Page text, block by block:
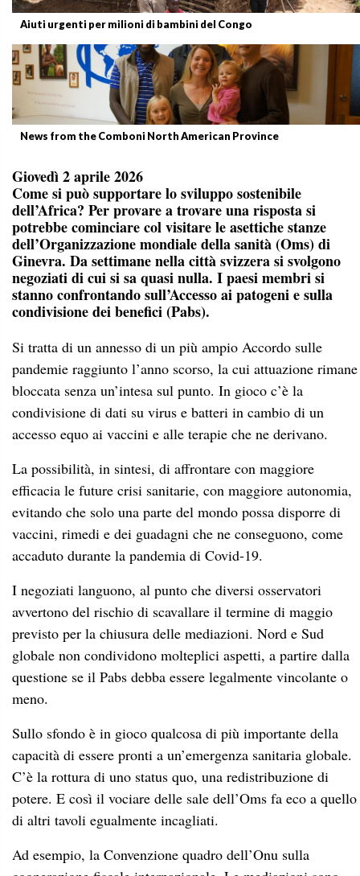
Aiuti urgenti per milioni di bambini del Congo
News from the Comboni North American Province
Giovedì 2 aprile 2026
Come si può supportare lo sviluppo sostenibile
dell’Africa? Per provare a trovare una risposta si
potrebbe cominciare col visitare le asettiche stanze
dell’Organizzazione mondiale della sanità (Oms) di
Ginevra. Da settimane nella città svizzera si svolgono
negoziati di cui si sa quasi nulla. I paesi membri si
stanno confrontando sull’Accesso ai patogeni e sulla
condivisione dei benefici (Pabs).
Si tratta di un annesso di un più ampio Accordo sulle
pandemie raggiunto l’anno scorso, la cui attuazione rimane
bloccata senza un’intesa sul punto. In gioco c’è la
condivisione di dati su virus e batteri in cambio di un
accesso equo ai vaccini e alle terapie che ne derivano.
La possibilità, in sintesi, di affrontare con maggiore
efficacia le future crisi sanitarie, con maggiore autonomia,
evitando che solo una parte del mondo possa disporre di
vaccini, rimedi e dei guadagni che ne conseguono, come
accaduto durante la pandemia di Covid-19.
I negoziati languono, al punto che diversi osservatori
avvertono del rischio di scavallare il termine di maggio
previsto per la chiusura delle mediazioni. Nord e Sud
globale non condividono molteplici aspetti, a partire dalla
questione se il Pabs debba essere legalmente vincolante o
meno.
Sullo sfondo è in gioco qualcosa di più importante della
capacità di essere pronti a un’emergenza sanitaria globale.
C’è la rottura di uno status quo, una redistribuzione di
potere. E così il vociare delle sale dell’Oms fa eco a quello
di altri tavoli egualmente incagliati.
Ad esempio, la Convenzione quadro dell’Onu sulla